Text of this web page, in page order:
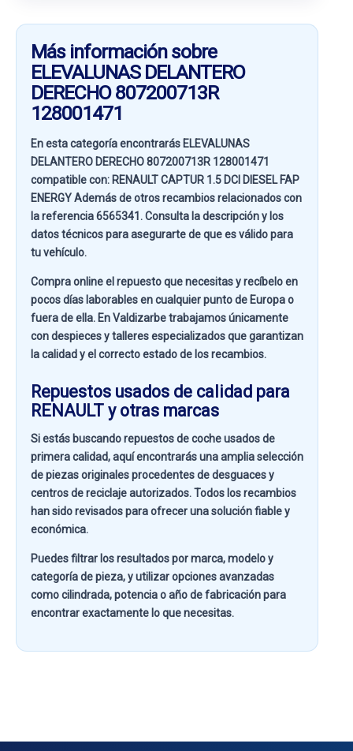
Más información sobre
ELEVALUNAS DELANTERO
DERECHO 807200713R
128001471
En esta categoría encontrarás ELEVALUNAS
DELANTERO DERECHO 807200713R 128001471
compatible con: RENAULT CAPTUR 1.5 DCI DIESEL FAP
ENERGYAdemás de otros recambios relacionados con
la referencia6565341 . Consulta la descripción y los
datos técnicos para asegurarte de que es válido para
tu vehículo.
Compra online el repuesto que necesitas y recíbelo en
pocos días laborables en cualquier punto de Europa o
fuera de ella. EnValdizarbetrabajamos únicamente
con despieces y talleres especializados que garantizan
la calidad y el correcto estado de los recambios.
Repuestos usados de calidad para
RENAULT y otras marcas
Si estás buscandorepuestos de coche usados de
primera calidad, aquí encontrarás una amplia selección
de piezas originales procedentes de desguaces y
centros de reciclaje autorizados. Todos los recambios
han sido revisados para ofrecer una solución fiable y
económica.
Puedes filtrar los resultados pormarca, modelo y
categoría de pieza, y utilizar opciones avanzadas
comocilindrada, potencia o año de fabricaciónpara
encontrar exactamente lo que necesitas.